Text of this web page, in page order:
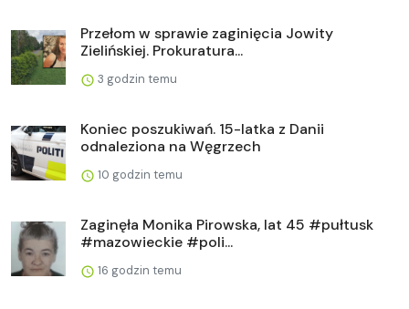
Przełom w sprawie zaginięcia Jowity
Zielińskiej. Prokuratura...
3 godzin temu
Koniec poszukiwań. 15-latka z Danii
odnaleziona na Węgrzech
10 godzin temu
Zaginęła Monika Pirowska, lat 45 #pułtusk
#mazowieckie #poli...
16 godzin temu